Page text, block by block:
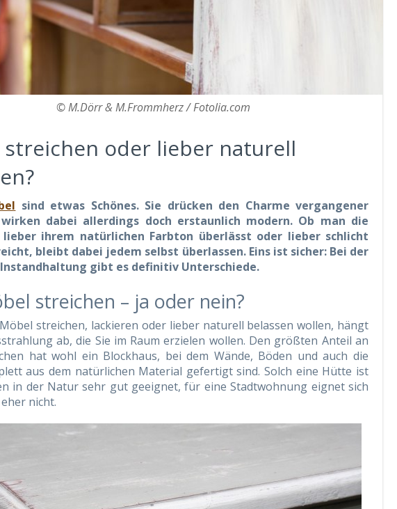
© M.Dörr & M.Frommherz / Fotolia.com
streichen oder lieber naturell
sind etwas Schönes. Sie drücken den Charme vergangener
dabei allerdings doch erstaunlich modern. Ob man die
lieber ihrem natürlichen Farbton überlässt oder lieber schlicht
bleibt dabei jedem selbst überlassen. Eins ist sicher: Bei der
gibt es definitiv Unterschiede.
streichen – ja oder nein?
streichen, lackieren oder lieber naturell belassen wollen, hängt
ab, die Sie im Raum erzielen wollen. Den größten Anteil an
hat wohl ein Blockhaus, bei dem Wände, Böden und auch die
aus dem natürlichen Material gefertigt sind. Solch eine Hütte ist
in der Natur sehr gut geeignet, für eine Stadtwohnung eignet sich
nicht.